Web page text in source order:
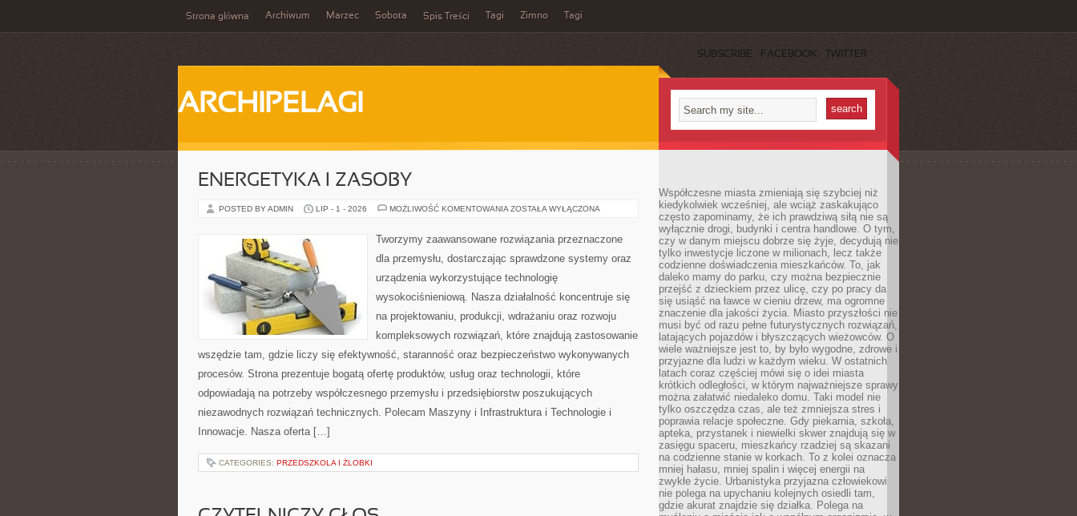
Strona główna Archiwum Marzec Sobota Spis Treści Tagi Zimno Tagi
SUBSCRIBE FACEBOOK TWITTER
ARCHIPELAGI
ENERGETYKA I ZASOBY
POSTED BY ADMIN LIP - 1 - 2026 MOŻLIWOŚĆ KOMENTOWANIA ENERGETYKA
ZOSTAŁA WYŁĄCZONA
Tworzymy zaawansowane rozwiązania przeznaczone
dla przemysłu, dostarczając sprawdzone systemy oraz
urządzenia wykorzystujące technologię
wysokociśnieniową. Nasza działalność koncentruje się
na projektowaniu, produkcji, wdrażaniu oraz rozwoju
kompleksowych rozwiązań, które znajdują zastosowanie
wszędzie tam, gdzie liczy się efektywność, staranność oraz bezpieczeństwo wykonywanych
procesów. Strona prezentuje bogatą ofertę produktów, usług oraz technologii, które
odpowiadają na potrzeby współczesnego przemysłu i przedsiębiorstw poszukujących
niezawodnych rozwiązań technicznych. Polecam Maszyny i Infrastruktura i Technologie i
Innowacje. Nasza oferta […]
CATEGORIES: PRZEDSZKOLA I ŻLOBKI
Współczesne miasta zmieniają się szybciej niż
kiedykolwiek wcześniej, ale wciąż zaskakująco
często zapominamy, że ich prawdziwą siłą nie są
wyłącznie drogi, budynki i centra handlowe. O tym,
czy w danym miejscu dobrze się żyje, decydują nie
tylko inwestycje liczone w milionach, lecz także
codzienne doświadczenia mieszkańców. To, jak
daleko mamy do parku, czy można bezpiecznie
przejść z dzieckiem przez ulicę, czy po pracy da
się usiąść na ławce w cieniu drzew, ma ogromne
znaczenie dla jakości życia. Miasto przyszłości nie
musi być od razu pełne futurystycznych rozwiązań,
latających pojazdów i błyszczących wieżowców. O
wiele ważniejsze jest to, by było wygodne, zdrowe i
przyjazne dla ludzi w każdym wieku. W ostatnich
latach coraz częściej mówi się o idei miasta
krótkich odległości, w którym najważniejsze sprawy
można załatwić niedaleko domu. Taki model nie
tylko oszczędza czas, ale też zmniejsza stres i
poprawia relacje społeczne. Gdy piekarnia, szkoła,
apteka, przystanek i niewielki skwer znajdują się w
zasięgu spaceru, mieszkańcy rzadziej są skazani
na codzienne stanie w korkach. To z kolei oznacza
mniej hałasu, mniej spalin i więcej energii na
zwykłe życie. Urbanistyka przyjazna człowiekowi
nie polega na upychaniu kolejnych osiedli tam,
gdzie akurat znajdzie się działka. Polega na